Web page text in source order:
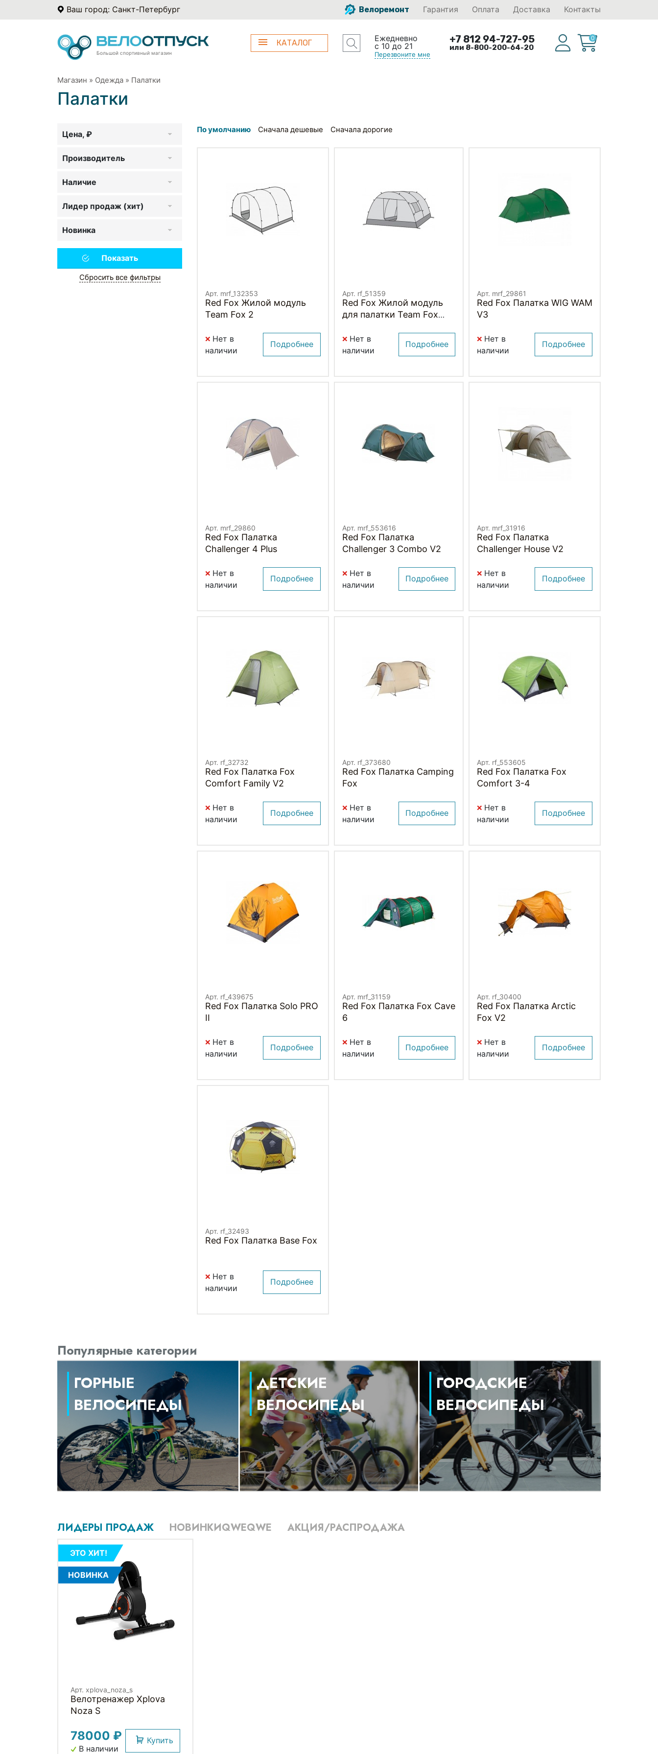
Ваш город: Санкт-Петербург Велоремонт Гарантия Оплата Доставка Контакты
Большой спортивный магазин
КАТАЛОГ
Ежедневно
с 10 до 21
Перезвоните мне
+7 812 94-727-95
или 8-800-200-64-20
0
Магазин » Одежда » Палатки
Палатки
Цена, ₽
Производитель
Наличие
Лидер продаж (хит)
Новинка
Сбросить все фильтры
По умолчанию Сначала дешевые Сначала дорогие
Арт. mrf_132353
Red Fox Жилой модуль
Team Fox 2
Нет в
наличии
Подробнее
Арт. rf_51359
Red Fox Жилой модуль
для палатки Team Fox
Нет в
наличии
Подробнее
Арт. mrf_29861
Red Fox Палатка WIG WAM
V3
Нет в
наличии
Подробнее
Арт. mrf_29860
Red Fox Палатка
Challenger 4 Plus
Нет в
наличии
Подробнее
Арт. mrf_553616
Red Fox Палатка
Challenger 3 Combo V2
Нет в
наличии
Подробнее
Арт. mrf_31916
Red Fox Палатка
Challenger House V2
Нет в
наличии
Подробнее
Арт. rf_32732
Red Fox Палатка Fox
Comfort Family V2
Нет в
наличии
Подробнее
Арт. rf_373680
Red Fox Палатка Camping
Fox
Нет в
наличии
Подробнее
Арт. rf_553605
Red Fox Палатка Fox
Comfort 3-4
Нет в
наличии
Подробнее
Арт. rf_439675
Red Fox Палатка Solo PRO
II
Нет в
наличии
Подробнее
Арт. mrf_31159
Red Fox Палатка Fox Cave
6
Нет в
наличии
Подробнее
Арт. rf_30400
Red Fox Палатка Arctic
Fox V2
Нет в
наличии
Подробнее
Арт. rf_32493
Red Fox Палатка Base Fox
Нет в
наличии
Подробнее
Популярные категории
ГОРНЫЕ
ВЕЛОСИПЕДЫ
ДЕТСКИЕ
ВЕЛОСИПЕДЫ
ГОРОДСКИЕ
ВЕЛОСИПЕДЫ
ЛИДЕРЫ ПРОДАЖ НОВИНКИQWEQWE АКЦИЯ/РАСПРОДАЖА
ЭТО ХИТ!
НОВИНКА
Арт. xplova_noza_s
Велотренажер Xplova
Noza S
78000 ₽
В наличии
Купить